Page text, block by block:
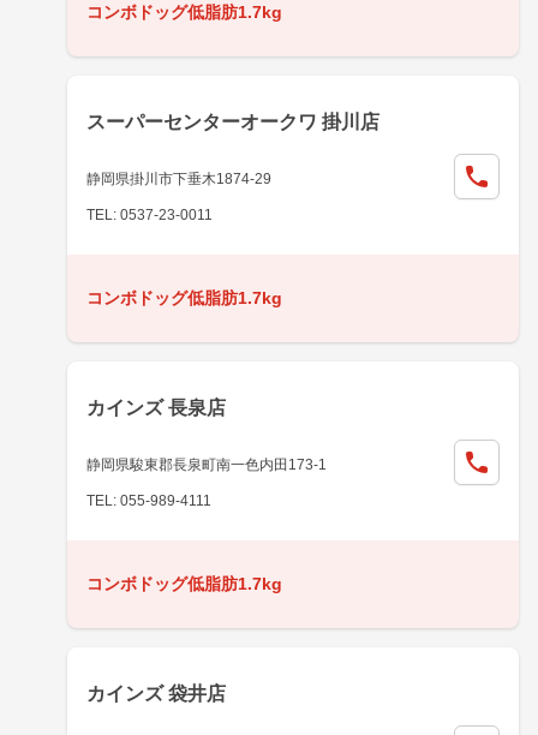
コンボドッグ低脂肪1.7kg
スーパーセンターオークワ 掛川店
静岡県掛川市下垂木1874-29
TEL: 0537-23-0011
コンボドッグ低脂肪1.7kg
カインズ 長泉店
静岡県駿東郡長泉町南一色内田173-1
TEL: 055-989-4111
コンボドッグ低脂肪1.7kg
カインズ 袋井店